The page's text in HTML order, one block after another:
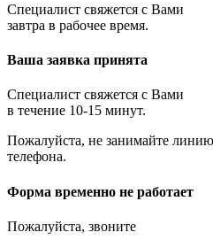
Специалист свяжется с Вами
завтра в рабочее время.
Ваша заявка принята
Специалист свяжется с Вами
в течение 10-15 минут.
Пожалуйста, не занимайте
телефона.
Форма временно не работает
Пожалуйста, звоните